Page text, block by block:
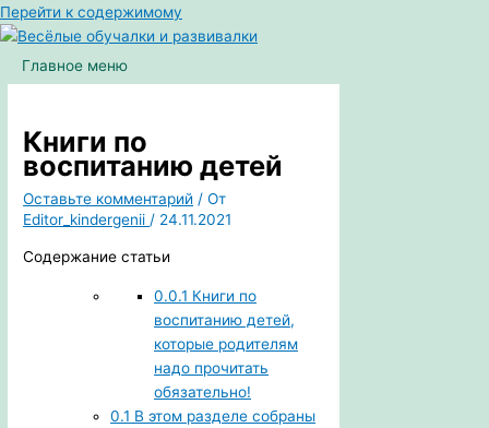
Перейти к содержимому
Главное меню
Книги по
воспитанию детей
Оставьте комментарий / От
Editor_kindergenii / 24.11.2021
Содержание статьи
0.0.1 Книги по
воспитанию детей,
которые родителям
надо прочитать
обязательно!
0.1 В этом разделе собраны